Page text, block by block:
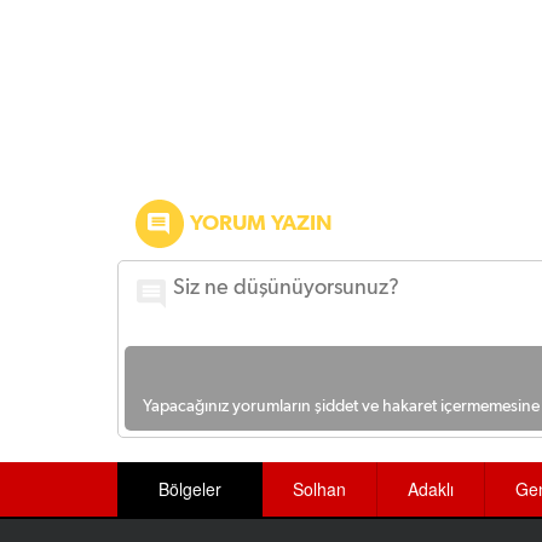
YORUM YAZIN
Yapacağınız yorumların şiddet ve hakaret
Bölgeler Solhan Adaklı